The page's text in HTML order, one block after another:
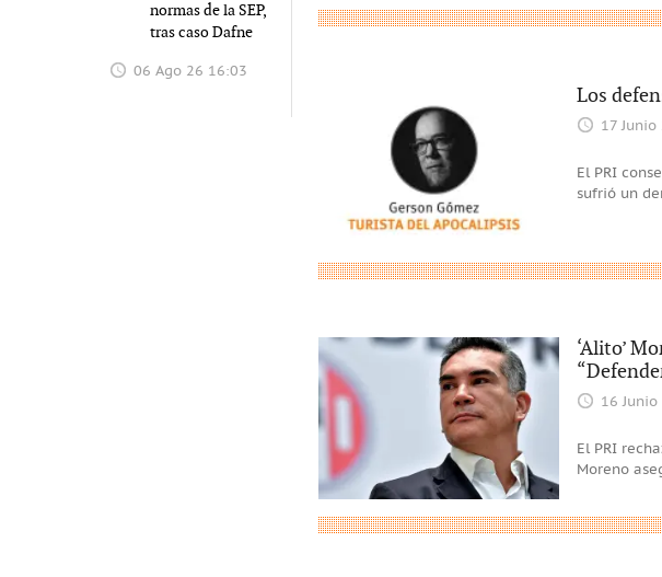
normas de la SEP,
tras caso Dafne
06 Ago 26 16:03
Los
17 Junio
El PRI
sufrió un
‘Alito’
16 Junio
El PRI
Moreno